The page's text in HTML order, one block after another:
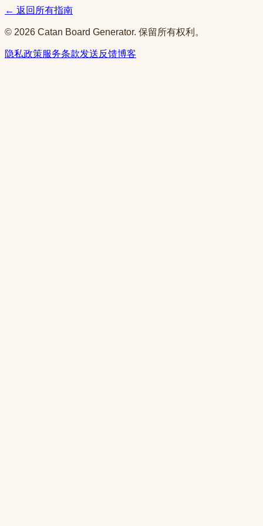
← 返回所有指南
© 2026 Catan Board Generator. 保留所有权利。
隐私政策服务条款发送反馈博客